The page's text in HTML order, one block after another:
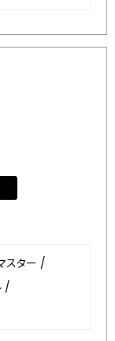
スター /
/